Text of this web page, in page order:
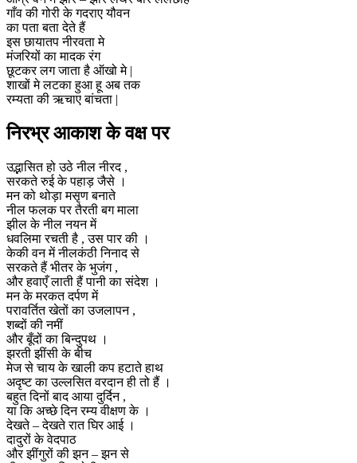
गाँव की गोरी के गदराए यौवन
का पता बता देते हैं
इस छायातप नीरवता मे
मंजरियों का मादक रंग
छूटकर लग जाता है ऑखो मे |
शाखों मे लटका हुआ हू अब तक
रम्यता की ऋचाए बांचता |
निरभ्र आकाश के वक्ष पर
उद्भासित हो उठे नील नीरद ,
सरकते रुई के पहाड़ जैसे ।
मन को थोड़ा मसृण बनाते
नील फलक पर तैरती बग माला
झील के नील नयन में
धवलिमा रचती है , उस पार की ।
केकी वन में नीलकंठी निनाद से
सरकते हैं भीतर के भुजंग ,
और हवाएँ लाती हैं पानी का संदेश ।
मन के मरकत दर्पण में
परावर्तित खेतों का उजलापन ,
शब्दों की नमीं
और बूँदों का बिन्दुपथ ।
झरती झींसी के बीच
मेज से चाय के खाली कप हटाते हाथ
अदृष्ट का उल्लसित वरदान ही तो हैं ।
बहुत दिनों बाद आया दुर्दिन ,
या कि अच्छे दिन रम्य वीक्षण के ।
देखते – देखते रात घिर आई ।
दादुरों के वेदपाठ
और झींगुरों की झन – झन से